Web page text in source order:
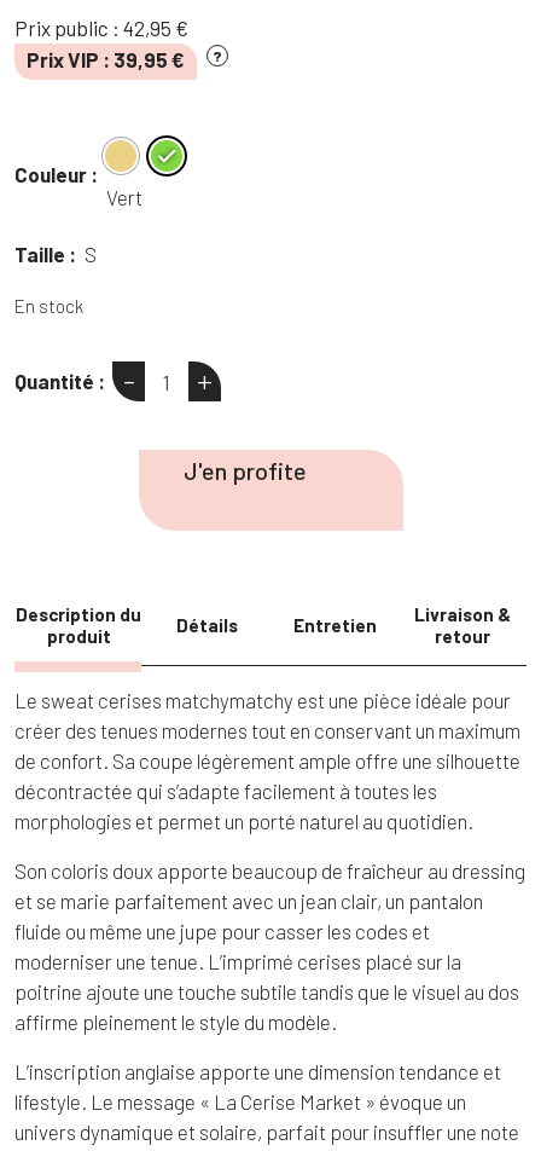
Prix public : 42,95 €
Prix VIP : 39,95 € ?
Couleur :
Vert
Taille : S
En stock
Quantité :
quantité
matchymatchy
- +
J'en profite
Description du
produit
Détails Entretien
Livraison &
retour
Le sweat cerises matchymatchy est une pièce idéale pour
créer des tenues modernes tout en conservant un maximum
de confort. Sa coupe légèrement ample offre une silhouette
décontractée qui s’adapte facilement à toutes les
morphologies et permet un porté naturel au quotidien.
Son coloris doux apporte beaucoup de fraîcheur au dressing
et se marie parfaitement avec un jean clair, un pantalon
fluide ou même une jupe pour casser les codes et
moderniser une tenue. L’imprimé cerises placé sur la
poitrine ajoute une touche subtile tandis que le visuel au dos
affirme pleinement le style du modèle.
L’inscription anglaise apporte une dimension tendance et
lifestyle. Le message « La Cerise Market » évoque un
univers dynamique et solaire, parfait pour insuffler une note